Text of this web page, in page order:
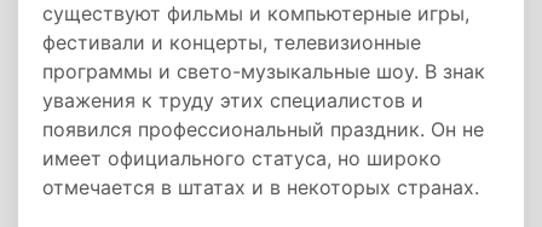
существуют фильмы и компьютерные игры,
фестивали и концерты, телевизионные
программы и свето-музыкальные шоу. В знак
уважения к труду этих специалистов и
появился профессиональный праздник. Он не
имеет официального статуса, но широко
отмечается в штатах и в некоторых странах.